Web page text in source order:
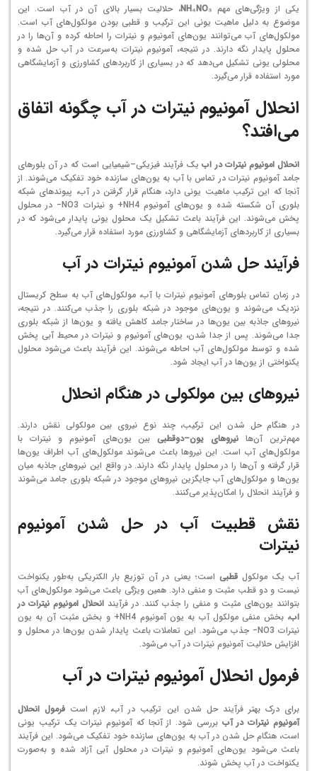
یکی از ویژگی‌های مهم NH₄NO₃، حلالیت بسیار بالای آن در آب است. این
موضوع به دلیل ماهیت یونی این ترکیب و قطبی بودن مولکول‌های آب است.
مولکول‌های آب می‌توانند یون‌های آمونیوم و نیترات را احاطه کرده و آن‌ها را در
محلول پایدار نگه دارند. در نتیجه، آمونیوم نیترات به‌سرعت در آب حل شده و
محلولی یونی تشکیل می‌دهد که در بسیاری از کاربردهای کشاورزی و آزمایشگاهی
مورد استفاده قرار می‌گیرد.
انحلال آمونیوم نیترات در آب چگونه اتفاق
می‌افتد؟
انحلال امونیوم نیترات در ابیک فرآیند فیزیکی–شیمیایی است که در آن بلورهای
جامد آمونیوم نیترات در تماس با آب به یون‌های سازنده خود تفکیک می‌شوند. از
آنجا که این ترکیب ماهیت یونی دارد، هنگام قرار گرفتن در آب، پیوندهای شبکه
بلوری آن شکسته شده و یون‌های آمونیوم
NH4
+ و نیترات NO3
− در محلول
پخش می‌شوند. این فرآیند باعث تشکیل یک محلول یونی پایدار می‌شود که در
بسیاری از کاربردهای آزمایشگاهی و کشاورزی مورد استفاده قرار می‌گیرد.
فرآیند حل شدن آمونیوم نیترات در آب
در زمان تماس بلورهای آمونیوم نیترات با آب، مولکول‌های آب به سطح کریستال
نزدیک می‌شوند و یون‌های موجود در شبکه بلوری را جذب می‌کنند. در نتیجه،
نیروهای جاذبه بین یون‌ها در ساختار جامد کاهش یافته و یون‌ها از شبکه بلوری
جدا می‌شوند. پس از جدا شدن، یون‌های آمونیوم و نیترات در محیط آبی پخش
شده و توسط مولکول‌های آب احاطه می‌شوند. این فرآیند باعث می‌شود محلول
یکنواختی از یون‌ها در آب ایجاد شود.
نیروهای بین مولکولی در هنگام انحلال
در هنگام حل شدن این ترکیب، چند نوع نیروی بین مولکولی نقش دارند.
مهم‌ترین آن‌ها نیروهای یون–دوقطبیبین یون‌های آمونیوم و نیترات با
مولکول‌های آب است. این نیروها باعث می‌شوند مولکول‌های آب اطراف یون‌ها
قرار گرفته و آن‌ها را در محلول پایدار نگه دارند. در واقع این نیروهای جاذبه میان
یون‌ها و مولکول‌های آب جایگزین نیروهای موجود در شبکه بلوری جامد می‌شوند
و فرآیند انحلال را امکان‌پذیر می‌کنند.
نقش قطبیت آب در حل شدن آمونیوم
نیترات
آب یک مولکولقطبی است؛ یعنی در آن توزیع بار الکتریکی به‌طور یکنواخت
نیست و دو قطب مثبت و منفی دارد. همین ویژگی باعث می‌شود مولکول‌های آب
بتوانند یون‌های مثبت و منفی را جذب کنند. در فرآیند انحلال امونیوم نیترات در
اب، بخش منفی مولکول آب به یون آمونیوم NH4
+ و بخش مثبت آن به یون
نیترات
NO3
− جذب می‌شود. این تعاملات باعث پایدار شدن یون‌ها در محلول و
افزایش حلالیت آمونیوم نیترات در آب می‌شود.
فرمول انحلال آمونیوم نیترات در آب
برای درک بهتر فرآیند حل شدن این ترکیب در آب، لازم است فرمول انحلال
آمونیوم نیترات در آب بررسی شود. از آنجا که آمونیوم نیترات یک ترکیب یونی
است، هنگام حل شدن در آب به یون‌های سازنده خود تفکیک می‌شود. این فرآیند
باعث می‌شود یون‌های آمونیوم و نیترات در محلول آبی آزاد شده و به‌صورت
یکنواخت در آب پخش شوند.